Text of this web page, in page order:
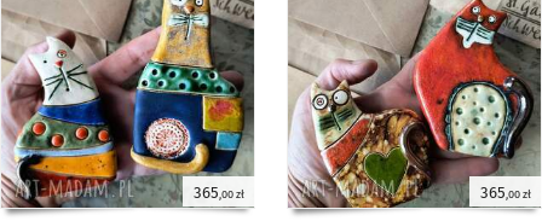
365,00 zł 365,00 zł